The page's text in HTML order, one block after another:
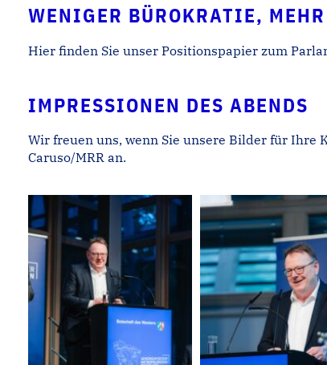
WENIGER BÜROKRATIE,
Hier finden Sie unser Positionspapier zum
IMPRESSIONEN DES ABENDS
Wir freuen uns, wenn Sie unsere Bilder für Ihre
Caruso/MRR an.